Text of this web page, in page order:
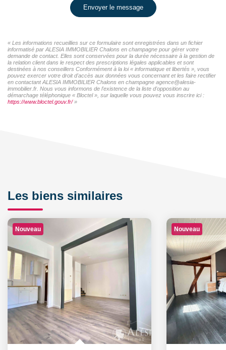
Envoyer le message
« Les informations recueillies sur ce formulaire sont enregistrées dans un fichier
informatisé par ALESIA IMMOBILIER Chalons en champagne pour gérer votre
demande de contact. Elles sont conservées pour la durée nécessaire à la gestion de
la relation client dans le respect des prescriptions légales applicables et sont
destinées à nos conseillers Conformément à la loi « informatique et libertés », vous
pouvez exercer votre droit d'accès aux données vous concernant et les faire rectifier
en contactant ALESIA IMMOBILIER Chalons en champagne agence@alesia-
immobilier.fr. Nous vous informons de l'existence de la liste d'opposition au
démarchage téléphonique « Bloctel », sur laquelle vous pouvez vous inscrire ici :
https://www.bloctel.gouv.fr/»
Les biens similaires
Nouveau Nouveau